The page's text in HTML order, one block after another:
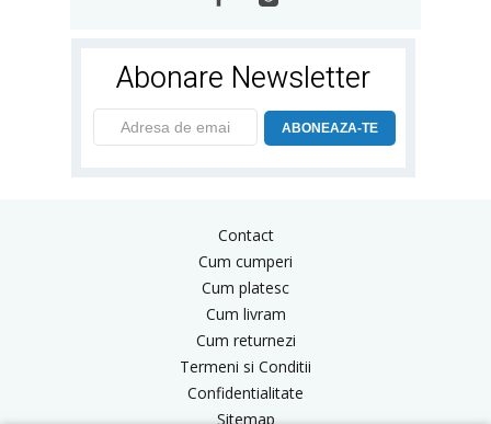
Abonare Newsletter
ABONEAZA-TE
Contact
Cum cumperi
Cum platesc
Cum livram
Cum returnezi
Termeni si Conditii
Confidentialitate
Sitemap